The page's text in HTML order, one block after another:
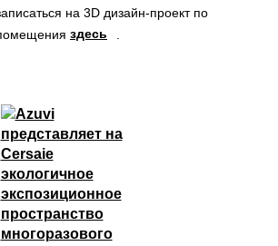
на 3D дизайн-проект по
здесь